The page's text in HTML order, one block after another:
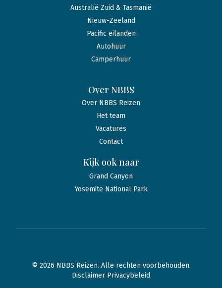
Australië Zuid & Tasmanië
Nieuw-Zeeland
Pacific eilanden
Autohuur
Camperhuur
Over NBBS
Over NBBS Reizen
Het team
Vacatures
Contact
Kijk ook naar
Grand Canyon
Yosemite National Park
© 2026 NBBS Reizen. Alle rechten voorbehouden.
Disclaimer Privacybeleid